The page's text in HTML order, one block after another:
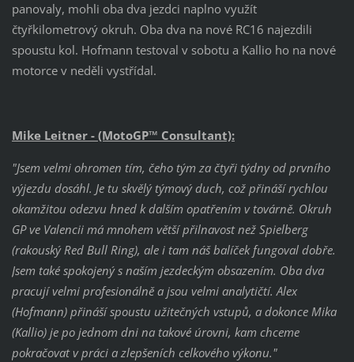
panovaly, mohli oba dva jezdci naplno využít
čtyřkilometrový okruh. Oba dva na nové RC16 najezdili
spoustu kol. Hofmann testoval v sobotu a Kallio ho na nové
motorce v neděli vystřídal.
Mike Leitner - (MotoGP™ Consultant):
"Jsem velmi ohromen tím, čeho tým za čtyři týdny od prvního
výjezdu dosáhl. Je tu skvělý týmový duch, což přináší rychlou
okamžitou odezvu hned k dalším opatřením v továrně. Okruh
GP ve Valencii má mnohem větší přilnavost než Spielberg
(rakouský Red Bull Ring), ale i tam náš balíček fungoval dobře.
Jsem také spokojený s naším jezdeckým obsazením. Oba dva
pracují velmi profesionálně a jsou velmi analytičtí. Alex
(Hofmann) přináší spoustu užitečných vstupů, a dokonce Mika
(Kallio) je po jednom dni na takové úrovni, kam chceme
pokračovat v práci a zlepšeních celkového výkonu."